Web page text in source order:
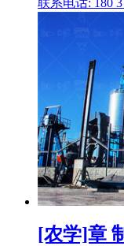
联系电话: 180
[农学]章